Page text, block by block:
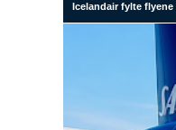
Icelandair fylte